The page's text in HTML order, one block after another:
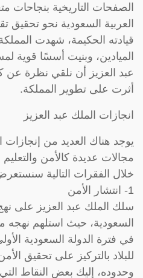
الصفحات التاريخية بنجاحات
العربية السعودية نحو
قيادته الحكيمة، شهدت
الميادين، وبنيت أسسًا قوية
عبد العزيز أن نلقي نظرة عن
أثرت على تطوير المملكة.
انجازات الملك عبد العزيز
يوجد هناك العديد من إنجازات
مجالات عديدة كالأمن
خلال الفقرات التالية
1- انتشار الأمن
سلك الملك عبد العزيز على
السعودية، حيث استلهم نهجه
في فترة الدولة السعودية
للبلاد بالتركيز على تحقيق
وحدوده، إليك بعض النقاط